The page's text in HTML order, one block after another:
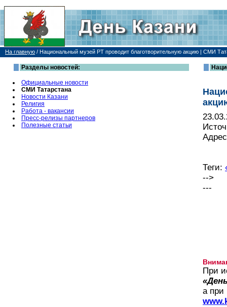
На главную / Национальный музей РТ проводит благотворительную акцию | СМИ
Разделы новостей:
Официальные новости
СМИ Татарстана
Новости Казани
Религия
Работа - вакансии
Пресс-релизы партнеров
Полезные статьи
Теги:
-->
---
При
а при